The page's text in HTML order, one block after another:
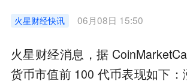
火星财经快讯 06月08日 15:50
火星财经消息，据
货币市值前 100 代币表现如下